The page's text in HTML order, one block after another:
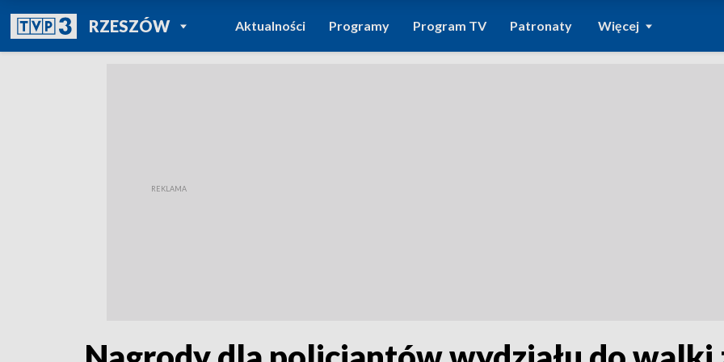
RZESZÓWPOWRÓT DO
TVP REGIONY
Aktualności Programy Program TV Patronaty Więcej